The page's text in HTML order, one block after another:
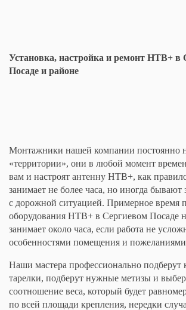
Установка, настройка и ремонт НТВ+ в
Посаде и районе
Монтажники нашей компании постоянно
«территории», они в любой момент
вам и настроят антенну НТВ+, как
занимает не более часа, но иногда бывают
с дорожной ситуацией. Примерное время
оборудования НТВ+ в Сергиевом Посаде
занимает около часа, если работа не
особенностями помещения и пожеланиями
Наши мастера профессионально подберут
тарелки, подберут нужные метизы и
соотношение веса, который будет
по всей площади крепления, нередки